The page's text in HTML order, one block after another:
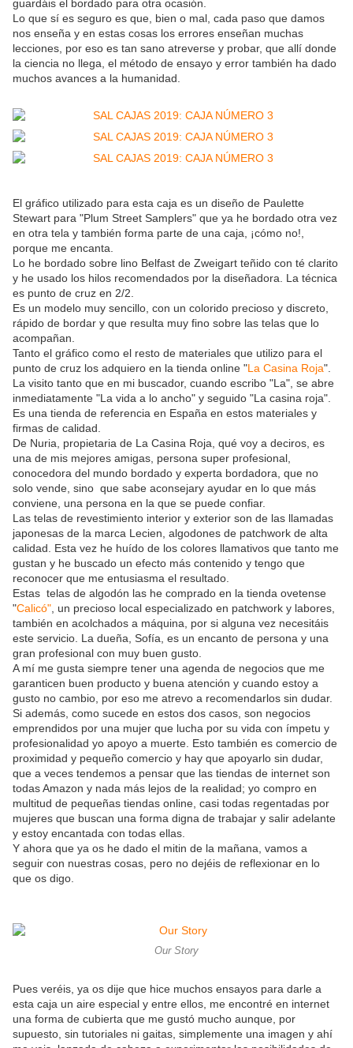
guardáis el bordado para otra ocasión.
Lo que sí es seguro es que, bien o mal, cada paso que damos
nos enseña y en estas cosas los errores enseñan muchas
lecciones, por eso es tan sano atreverse y probar, que allí donde
la ciencia no llega, el método de ensayo y error también ha dado
muchos avances a la humanidad.
El gráfico utilizado para esta caja es un diseño de Paulette
Stewart para "Plum Street Samplers" que ya he bordado otra vez
en otra tela y también forma parte de una caja, ¡cómo no!,
porque me encanta.
Lo he bordado sobre lino Belfast de Zweigart teñido con té clarito
y he usado los hilos recomendados por la diseñadora. La técnica
es punto de cruz en 2/2.
Es un modelo muy sencillo, con un colorido precioso y discreto,
rápido de bordar y que resulta muy fino sobre las telas que lo
acompañan.
Tanto el gráfico como el resto de materiales que utilizo para el
punto de cruz los adquiero en la tienda online "La Casina Roja".
La visito tanto que en mi buscador, cuando escribo "La", se abre
inmediatamente "La vida a lo ancho" y seguido "La casina roja".
Es una tienda de referencia en España en estos materiales y
firmas de calidad.
De Nuria, propietaria de La Casina Roja, qué voy a deciros, es
una de mis mejores amigas, persona super profesional,
conocedora del mundo bordado y experta bordadora, que no
solo vende, sino que sabe aconsejary ayudar en lo que más
conviene, una persona en la que se puede confiar.
Las telas de revestimiento interior y exterior son de las llamadas
japonesas de la marca Lecien, algodones de patchwork de alta
calidad. Esta vez he huído de los colores llamativos que tanto me
gustan y he buscado un efecto más contenido y tengo que
reconocer que me entusiasma el resultado.
Estas telas de algodón las he comprado en la tienda ovetense
"Calicó" , un precioso local especializado en patchwork y labores,
también en acolchados a máquina, por si alguna vez necesitáis
este servicio. La dueña, Sofía, es un encanto de persona y una
gran profesional con muy buen gusto.
A mí me gusta siempre tener una agenda de negocios que me
garanticen buen producto y buena atención y cuando estoy a
gusto no cambio, por eso me atrevo a recomendarlos sin dudar.
Si además, como sucede en estos dos casos, son negocios
emprendidos por una mujer que lucha por su vida con ímpetu y
profesionalidad yo apoyo a muerte. Esto también es comercio de
proximidad y pequeño comercio y hay que apoyarlo sin dudar,
que a veces tendemos a pensar que las tiendas de internet son
todas Amazon y nada más lejos de la realidad; yo compro en
multitud de pequeñas tiendas online, casi todas regentadas por
mujeres que buscan una forma digna de trabajar y salir adelante
y estoy encantada con todas ellas.
Y ahora que ya os he dado el mitin de la mañana, vamos a
seguir con nuestras cosas, pero no dejéis de reflexionar en lo
que os digo.
Our Story
Pues veréis, ya os dije que hice muchos ensayos para darle a
esta caja un aire especial y entre ellos, me encontré en internet
una forma de cubierta que me gustó mucho aunque, por
supuesto, sin tutoriales ni gaitas, simplemente una imagen y ahí